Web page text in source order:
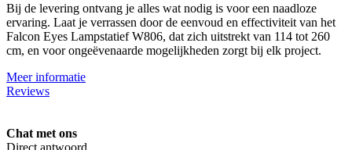
Bij de levering ontvang je alles wat nodig is voor een naadloze
ervaring. Laat je verrassen door de eenvoud en effectiviteit van het
Falcon Eyes Lampstatief W806, dat zich uitstrekt van 114 tot 260
cm, en voor ongeëvenaarde mogelijkheden zorgt bij elk project.
Meer informatie
Reviews
Chat met ons
Direct antwoord